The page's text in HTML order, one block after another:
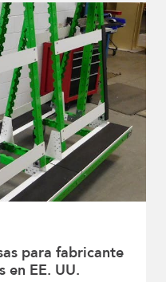
para fabricante
en EE. UU.